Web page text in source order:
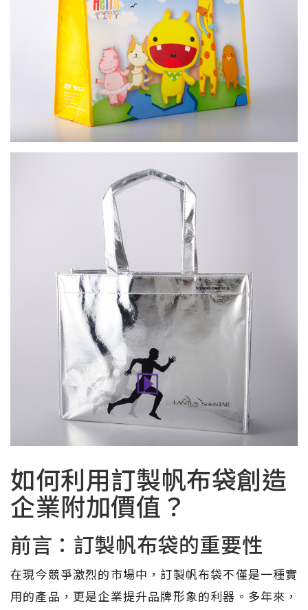
如何利用訂製帆布袋創造
企業附加價值？
前言：訂製帆布袋的重要性
在現今競爭激烈的市場中，訂製帆布袋不僅是一種實
用的產品，更是企業提升品牌形象的利器。多年來，